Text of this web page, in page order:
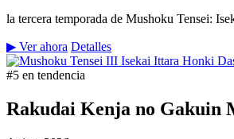
la tercera temporada de Mushoku Tensei:
▶ Ver ahora Detalles
#5 en tendencia
Rakudai Kenja no Gakuin